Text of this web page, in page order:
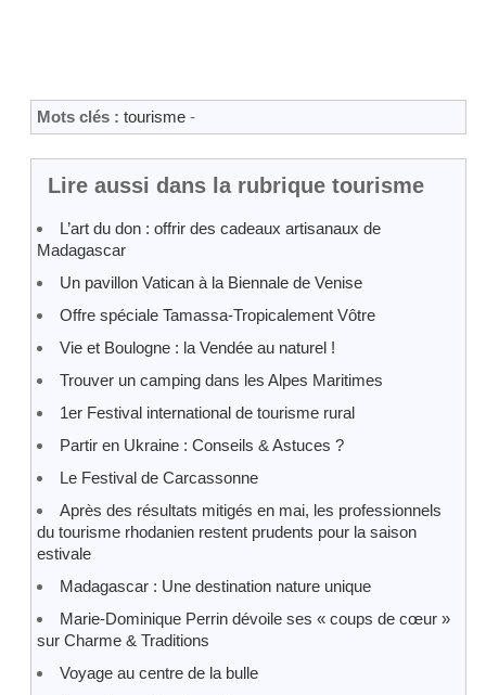
Mots clés : tourisme -
Lire aussi dans la rubrique tourisme
L’art du don : offrir des cadeaux artisanaux de
Madagascar
Un pavillon Vatican à la Biennale de Venise
Offre spéciale Tamassa-Tropicalement Vôtre
Vie et Boulogne : la Vendée au naturel !
Trouver un camping dans les Alpes Maritimes
1er Festival international de tourisme rural
Partir en Ukraine : Conseils & Astuces ?
Le Festival de Carcassonne
Après des résultats mitigés en mai, les professionnels
du tourisme rhodanien restent prudents pour la saison
estivale
Madagascar : Une destination nature unique
Marie-Dominique Perrin dévoile ses « coups de cœur »
sur Charme & Traditions
Voyage au centre de la bulle